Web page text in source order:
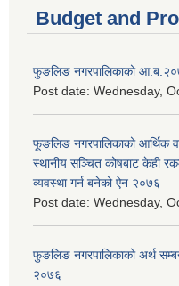
Budget and
फुङलिङ नगरपालिकाको
Post date: Wednesday,
फूङलिङ नगरपालिकाको आर्थिक
स्थानीय सञ्चित कोषबाट केही
व्यवस्था गर्न बनेको ऐन २०७६
Post date: Wednesday,
फुङलिङ नगरपालिकाको अर्थ
२०७६